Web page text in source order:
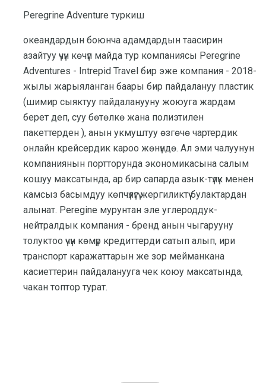
Peregrine Adventure туркиш
океандардын боюнча адамдардын таасирин
азайтуу үчүн көчүп майда тур компаниясы Peregrine
Adventures - Intrepid Travel бир эже компания - 2018-
жылы жарыяланган баары бир пайдалануу пластик
(шимир сыяктуу пайдаланууну жоюуга жардам
берет деп, суу бөтөлкө жана полиэтилен
пакеттерден ), анын укмуштуу өзгөчө чартердик
онлайн крейсердик кароо жөнүндө. Ал эми чалуунун
компаниянын портторунда экономикасына салым
кошуу максатында, ар бир сапарда азык-түлүк менен
камсыз басымдуу көпчүлүгү жергиликтүү булактардан
алынат. Peregine мурунтан эле углероддук-
нейтралдык компания - бренд анын чыгарууну
толуктоо үчүн көмүр кредиттерди сатып алып, ири
транспорт каражаттарын же зор мейманкана
касиеттерин пайдаланууга чек коюу максатында,
чакан топтор турат.